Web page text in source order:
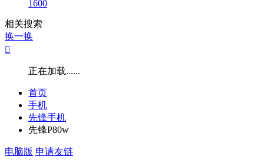
1600
相关搜索
换一换

正在加载......
首页
手机
先锋手机
先锋P80w
电脑版 申请友链